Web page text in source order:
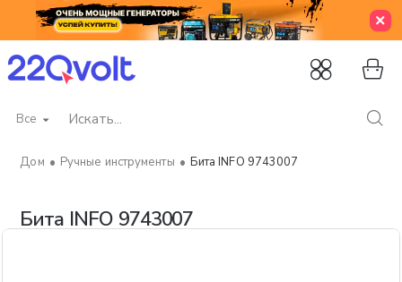
Все
Искать...
Бита INFO 9743007
Ручные инструменты Бита INFO 9743007